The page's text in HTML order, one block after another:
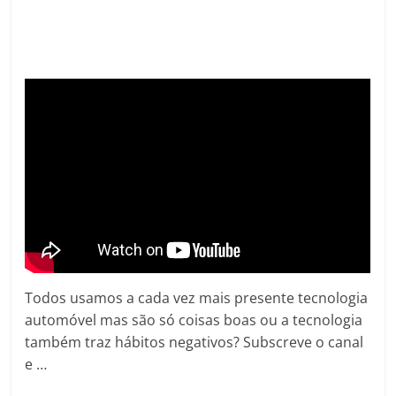
Todos usamos a cada vez mais presente tecnologia
automóvel mas são só coisas boas ou a tecnologia
também traz hábitos negativos? Subscreve o canal
e …